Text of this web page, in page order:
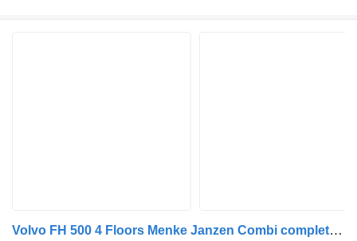
Volvo FH 500 4 Floors Menke Janzen Combi complete for sale